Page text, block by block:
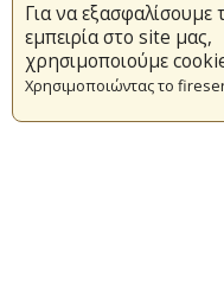
Για να εξασφαλίσουμε
εμπειρία στο site μας,
χρησιμοποιούμε
Χρησιμοποιώντας το